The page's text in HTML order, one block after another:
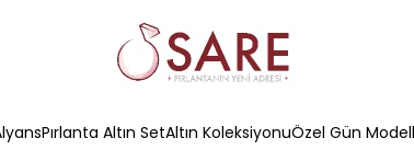
Pırlanta Altın SetAltın KoleksiyonuÖzel Gün